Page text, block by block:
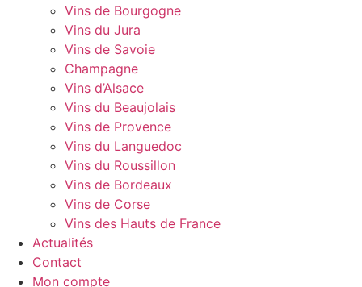
Vins de Bourgogne
Vins du Jura
Vins de Savoie
Champagne
Vins d’Alsace
Vins du Beaujolais
Vins de Provence
Vins du Languedoc
Vins du Roussillon
Vins de Bordeaux
Vins de Corse
Vins des Hauts de France
Actualités
Contact
Mon compte